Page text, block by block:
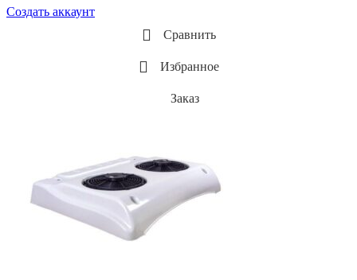
Создать аккаунт
Сравнить
Избранное
Заказ